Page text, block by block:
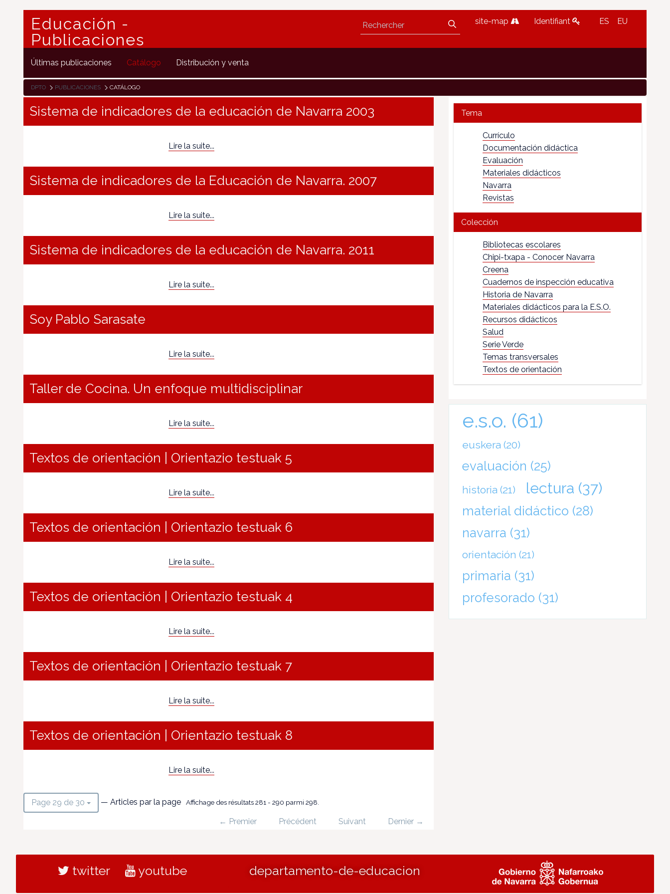
Educación -
Publicaciones
site-map Identifiant ES EU
Últimas publicaciones Catálogo Distribución y venta
DPTO PUBLICACIONES CATÁLOGO
Sistema de indicadores de la educación de Navarra 2003
Lire la suite...
Sistema de indicadores de la Educación de Navarra. 2007
Lire la suite...
Sistema de indicadores de la educación de Navarra. 2011
Lire la suite...
Soy Pablo Sarasate
Lire la suite...
Taller de Cocina. Un enfoque multidisciplinar
Lire la suite...
Textos de orientación | Orientazio testuak 5
Lire la suite...
Textos de orientación | Orientazio testuak 6
Lire la suite...
Textos de orientación | Orientazio testuak 4
Lire la suite...
Textos de orientación | Orientazio testuak 7
Lire la suite...
Textos de orientación | Orientazio testuak 8
Lire la suite...
Page 29 de 30 — Articles par la page Affichage des résultats 281 - 290 parmi 298.
← Premier Précédent Suivant Dernier →
Tema
Currículo
Documentación didáctica
Evaluación
Materiales didácticos
Navarra
Revistas
Colección
Bibliotecas escolares
Chipi-txapa - Conocer Navarra
Creena
Cuadernos de inspección educativa
Historia de Navarra
Materiales didácticos para la E.S.O.
Recursos didácticos
Salud
Serie Verde
Temas transversales
Textos de orientación
e.s.o. (61)
euskera (20)
evaluación (25)
historia (21) lectura (37)
material didáctico (28)
navarra (31)
orientación (21)
primaria (31)
profesorado (31)
twitter youtube departamento-de-educacion